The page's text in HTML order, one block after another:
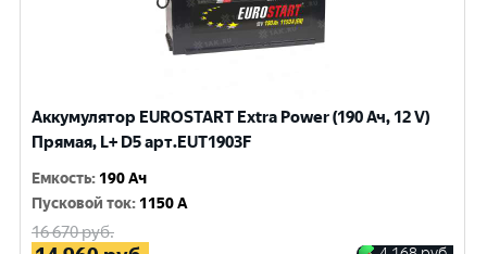
Аккумулятор EUROSTART Extra Power (190 Ач, 12 V)
Прямая, L+ D5 арт.EUT1903F
Емкость: 190 Ач
Пусковой ток: 1150 A
16 670руб.